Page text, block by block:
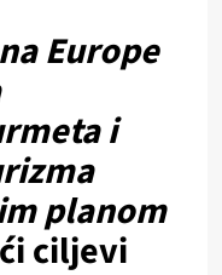
Europe
i
planom
ciljevi